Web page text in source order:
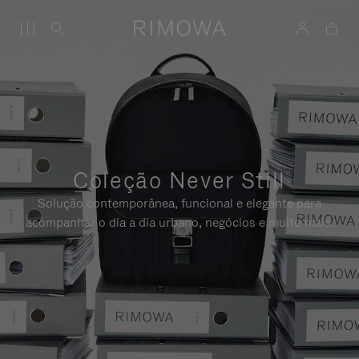
Coleção Never Still
Solução contemporânea, funcional e elegante para
acompanhar o dia a dia urbano, negócios e muito mais.